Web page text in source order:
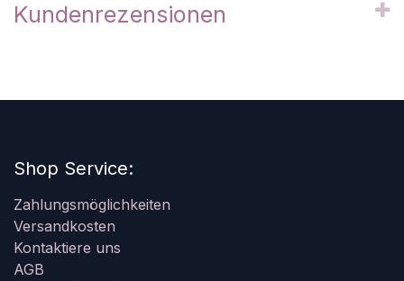
Kundenrezensionen
Shop Service:
Zahlungsmöglichkeiten
Versandkosten
Kontaktiere uns
AGB